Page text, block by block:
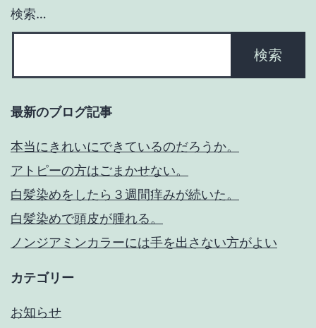
検索…
最新のブログ記事
本当にきれいにできているのだろうか。
アトピーの方はごまかせない。
白髪染めをしたら３週間痒みが続いた。
白髪染めで頭皮が腫れる。
ノンジアミンカラーには手を出さない方がよい
カテゴリー
お知らせ